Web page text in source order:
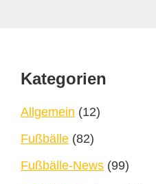
Footer
Kategorien
Allgemein (12)
Fußbälle (82)
Fußbälle-News (99)